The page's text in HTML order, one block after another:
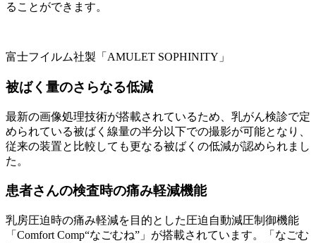
ることができます。
富士フイルム社製「AMULET SOPHINITY」
被ばく量のさらなる低減
最新の画像処理技術が搭載されているため、乳がん検診で定
められている被ばく線量の半分以下での撮影が可能となり、
従来の装置と比較しても更なる被ばくの低減が認められまし
た。
患者さんの検査時の痛み軽減機能
乳房圧迫時の痛み軽減を目的とした圧迫自動減圧制御機能
「Comfort Comp“なごむね”」が搭載されています。「なごむ